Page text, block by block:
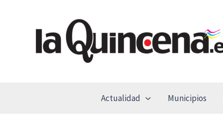
Actualidad Municipios